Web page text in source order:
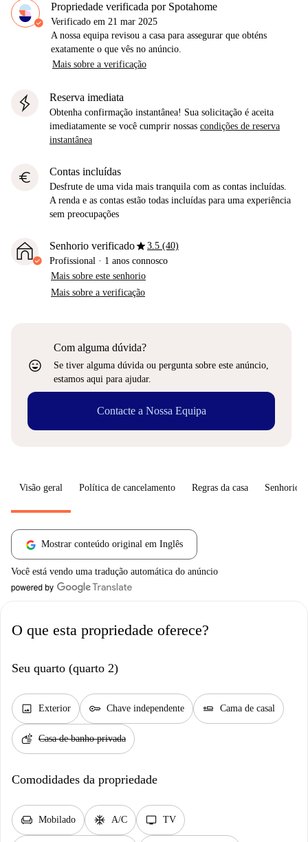
Propriedade verificada por Spotahome
Verificado em 21 mar 2025
A nossa equipa revisou a casa para assegurar que obténs
exatamente o que vês no anúncio.
Mais sobre a verificação
Reserva imediata
Obtenha confirmação instantânea! Sua solicitação é aceita
imediatamente se você cumprir nossas condições de reserva
instantânea
euro Contas incluídas
Desfrute de uma vida mais tranquila com as contas incluídas.
A renda e as contas estão todas incluídas para uma experiência
sem preocupações
Senhorio verificadostar3.5 (40)
Profissional · 1 anos connosco
Mais sobre este senhorio
Mais sobre a verificação
sentiment_very_satisfied
Com alguma dúvida?
Se tiver alguma dúvida ou pergunta sobre este anúncio,
estamos aqui para ajudar.
Contacte a Nossa Equipa
Visão geral Política de cancelamento Regras da casa Senhorio
Mostrar conteúdo original em Inglês
Você está vendo uma tradução automática do anúncio
O que esta propriedade oferece?
Seu quarto (quarto 2)
image Exterior key Chave independente airline_seat_flat Cama de casal
soap Casa de banho privada
Comodidades da propriedade
chair Mobilado ac_unit A/C tv TV